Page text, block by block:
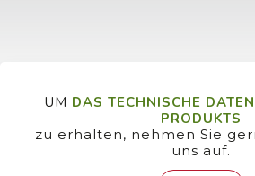
UM DAS TECHNISCHE
PRODUKTS
zu erhalten, nehmen Sie
uns auf.